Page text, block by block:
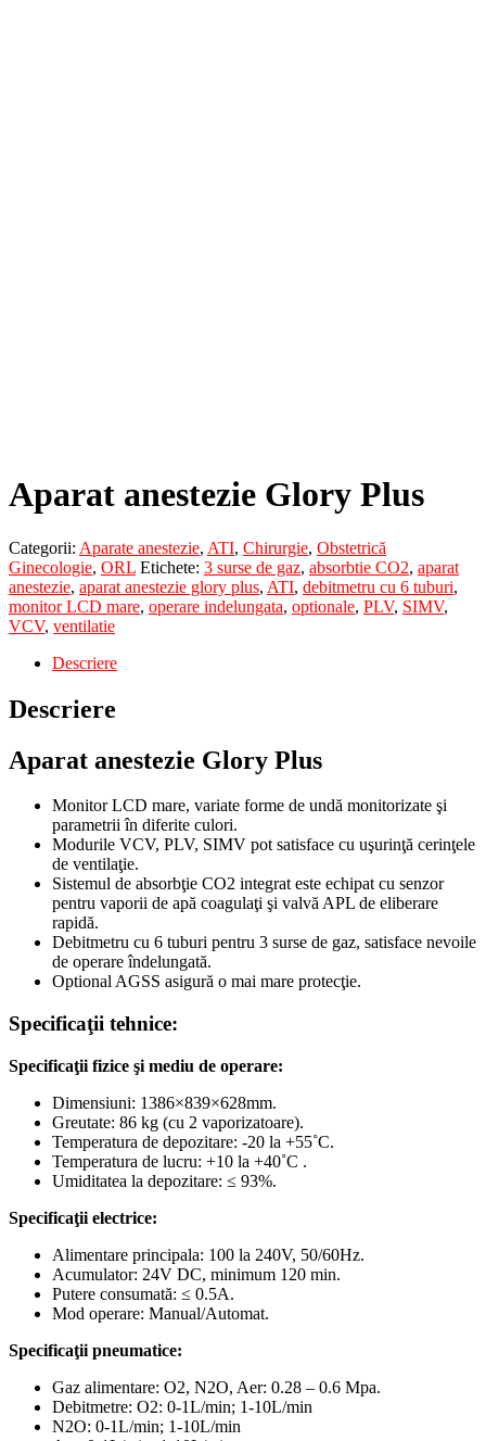
Aparat anestezie Glory Plus
Categorii: Aparate anestezie, ATI, Chirurgie, Obstetrică
Ginecologie, ORL Etichete: 3 surse de gaz, absorbtie CO2, aparat
anestezie, aparat anestezie glory plus, ATI, debitmetru cu 6 tuburi,
monitor LCD mare, operare indelungata, optionale, PLV, SIMV,
VCV, ventilatie
Descriere
Descriere
Aparat anestezie Glory Plus
Monitor LCD mare, variate forme de undă monitorizate şi
parametrii în diferite culori.
Modurile VCV, PLV, SIMV pot satisface cu uşurinţă cerinţele
de ventilaţie.
Sistemul de absorbţie CO2 integrat este echipat cu senzor
pentru vaporii de apă coagulaţi şi valvă APL de eliberare
rapidă.
Debitmetru cu 6 tuburi pentru 3 surse de gaz, satisface nevoile
de operare îndelungată.
Optional AGSS asigură o mai mare protecţie.
Specificaţii tehnice:
Specificaţii fizice şi mediu de operare:
Dimensiuni: 1386×839×628mm.
Greutate: 86 kg (cu 2 vaporizatoare).
Temperatura de depozitare: -20 la +55˚C.
Temperatura de lucru: +10 la +40˚C .
Umiditatea la depozitare: ≤ 93%.
Specificaţii electrice:
Alimentare principala: 100 la 240V, 50/60Hz.
Acumulator: 24V DC, minimum 120 min.
Putere consumată: ≤ 0.5A.
Mod operare: Manual/Automat.
Specificaţii pneumatice:
Gaz alimentare: O2, N2O, Aer: 0.28 – 0.6 Mpa.
Debitmetre: O2: 0-1L/min; 1-10L/min
N2O: 0-1L/min; 1-10L/min